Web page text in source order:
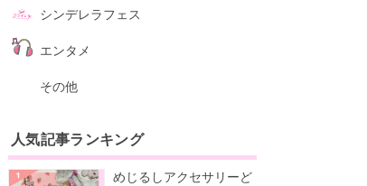
シンデレラフェス
エンタメ
その他
人気記事ランキング
めじるしアクセサリーど